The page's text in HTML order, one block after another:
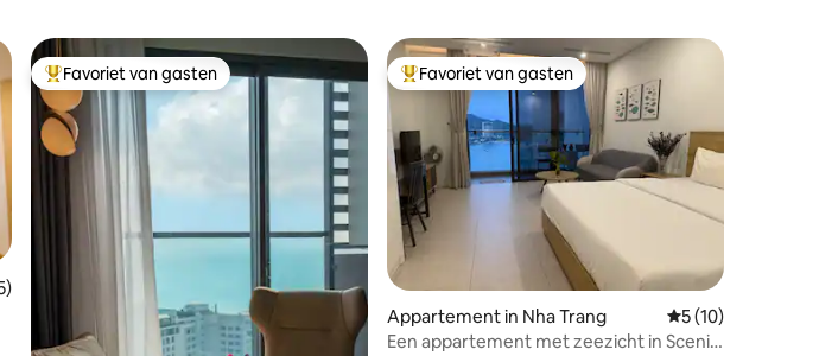
beoordeling van 4,87 uit 5, 105 recensies
Topfavoriet van gasten
Favoriet van gasten Topfavoriet van gasten
Favoriet van gasten
Appartement in Nha Trang Gemiddelde
5 (10)
Een appartement met zeezicht in Scenia